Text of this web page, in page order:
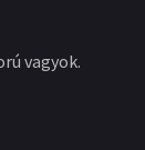
vagyok.